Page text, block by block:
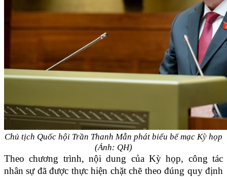
Chủ tịch Quốc hội Trần Thanh Mẫn phát biểu bế mạc Kỳ họp
(Ảnh: QH)
Theo chương trình, nội dung của Kỳ họp, công tác
nhân sự đã được thực hiện chặt chẽ theo đúng quy định